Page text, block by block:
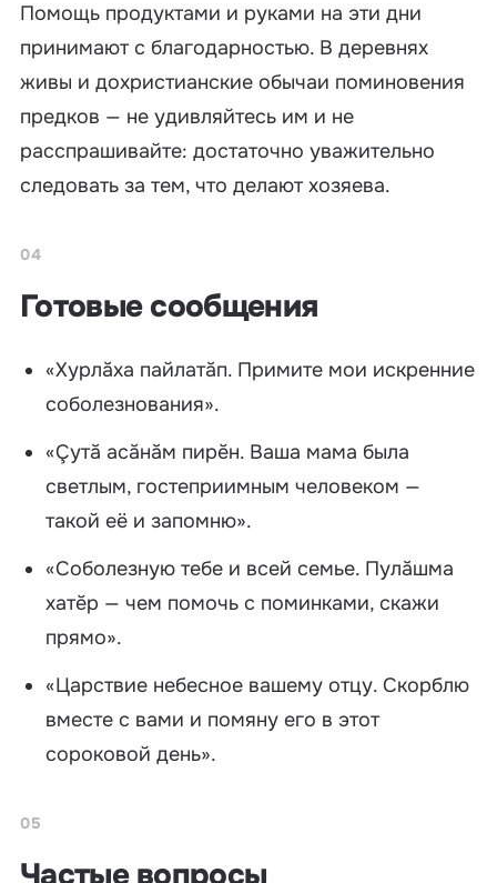
Помощь продуктами и руками на эти дни
принимают с благодарностью. В деревнях
живы и дохристианские обычаи поминовения
предков — не удивляйтесь им и не
расспрашивайте: достаточно уважительно
следовать за тем, что делают хозяева.
04
Готовые сообщения
«Хурлăха пайлатăп. Примите мои искренние
соболезнования».
«Çутă асăнăм пирĕн. Ваша мама была
светлым, гостеприимным человеком —
такой её и запомню».
«Соболезную тебе и всей семье. Пулăшма
хатĕр — чем помочь с поминками, скажи
прямо».
«Царствие небесное вашему отцу. Скорблю
вместе с вами и помяну его в этот
сороковой день».
05